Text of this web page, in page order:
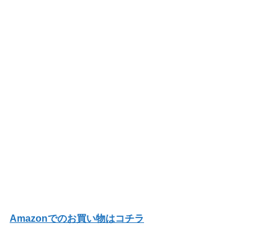
Amazonでのお買い物はコチラ